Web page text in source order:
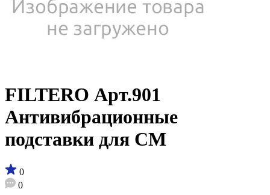
FILTERO Арт.901
Антивибрационные
подставки для СМ
0
0